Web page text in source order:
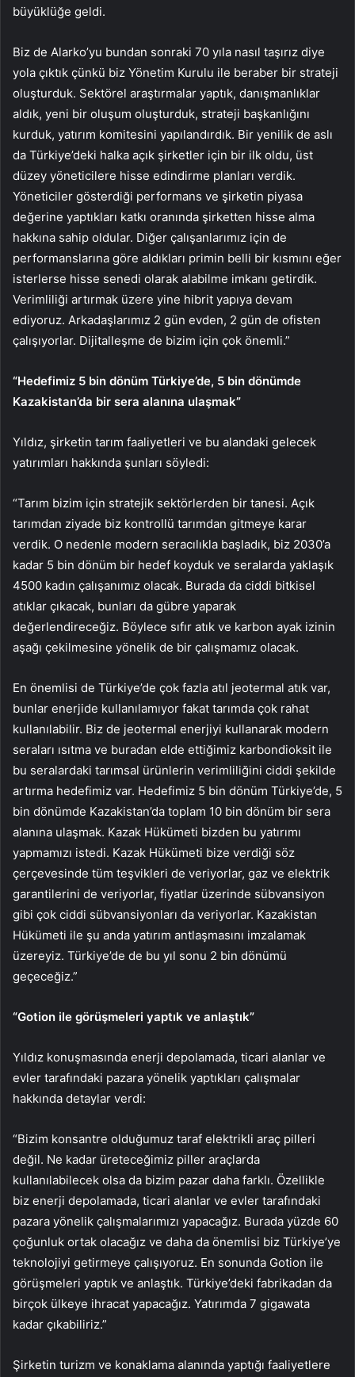
büyüklüğe geldi.
Biz de Alarko’yu bundan sonraki 70 yıla nasıl taşırız diye
yola çıktık çünkü biz Yönetim Kurulu ile beraber bir strateji
oluşturduk. Sektörel araştırmalar yaptık, danışmanlıklar
aldık, yeni bir oluşum oluşturduk, strateji başkanlığını
kurduk, yatırım komitesini yapılandırdık. Bir yenilik de aslı
da Türkiye’deki halka açık şirketler için bir ilk oldu, üst
düzey yöneticilere hisse edindirme planları verdik.
Yöneticiler gösterdiği performans ve şirketin piyasa
değerine yaptıkları katkı oranında şirketten hisse alma
hakkına sahip oldular. Diğer çalışanlarımız için de
performanslarına göre aldıkları primin belli bir kısmını eğer
isterlerse hisse senedi olarak alabilme imkanı getirdik.
Verimliliği artırmak üzere yine hibrit yapıya devam
ediyoruz. Arkadaşlarımız 2 gün evden, 2 gün de ofisten
çalışıyorlar. Dijitalleşme de bizim için çok önemli.”
“Hedefimiz 5 bin dönüm Türkiye’de, 5 bin dönümde
Kazakistan’da bir sera alanına ulaşmak”
Yıldız, şirketin tarım faaliyetleri ve bu alandaki gelecek
yatırımları hakkında şunları söyledi:
“Tarım bizim için stratejik sektörlerden bir tanesi. Açık
tarımdan ziyade biz kontrollü tarımdan gitmeye karar
verdik. O nedenle modern seracılıkla başladık, biz 2030’a
kadar 5 bin dönüm bir hedef koyduk ve seralarda yaklaşık
4500 kadın çalışanımız olacak. Burada da ciddi bitkisel
atıklar çıkacak, bunları da gübre yaparak
değerlendireceğiz. Böylece sıfır atık ve karbon ayak izinin
aşağı çekilmesine yönelik de bir çalışmamız olacak.
En önemlisi de Türkiye’de çok fazla atıl jeotermal atık var,
bunlar enerjide kullanılamıyor fakat tarımda çok rahat
kullanılabilir. Biz de jeotermal enerjiyi kullanarak modern
seraları ısıtma ve buradan elde ettiğimiz karbondioksit ile
bu seralardaki tarımsal ürünlerin verimliliğini ciddi şekilde
artırma hedefimiz var. Hedefimiz 5 bin dönüm Türkiye’de, 5
bin dönümde Kazakistan’da toplam 10 bin dönüm bir sera
alanına ulaşmak. Kazak Hükümeti bizden bu yatırımı
yapmamızı istedi. Kazak Hükümeti bize verdiği söz
çerçevesinde tüm teşvikleri de veriyorlar, gaz ve elektrik
garantilerini de veriyorlar, fiyatlar üzerinde sübvansiyon
gibi çok ciddi sübvansiyonları da veriyorlar. Kazakistan
Hükümeti ile şu anda yatırım antlaşmasını imzalamak
üzereyiz. Türkiye’de de bu yıl sonu 2 bin dönümü
geçeceğiz.”
“Gotion ile görüşmeleri yaptık ve anlaştık”
Yıldız konuşmasında enerji depolamada, ticari alanlar ve
evler tarafındaki pazara yönelik yaptıkları çalışmalar
hakkında detaylar verdi:
“Bizim konsantre olduğumuz taraf elektrikli araç pilleri
değil. Ne kadar üreteceğimiz piller araçlarda
kullanılabilecek olsa da bizim pazar daha farklı. Özellikle
biz enerji depolamada, ticari alanlar ve evler tarafındaki
pazara yönelik çalışmalarımızı yapacağız. Burada yüzde 60
çoğunluk ortak olacağız ve daha da önemlisi biz Türkiye’ye
teknolojiyi getirmeye çalışıyoruz. En sonunda Gotion ile
görüşmeleri yaptık ve anlaştık. Türkiye’deki fabrikadan da
birçok ülkeye ihracat yapacağız. Yatırımda 7 gigawata
kadar çıkabiliriz.”
Şirketin turizm ve konaklama alanında yaptığı faaliyetlere